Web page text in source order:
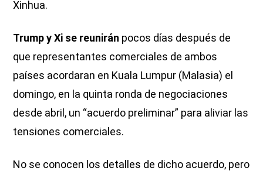
Xinhua.
Trump y Xi se reunirán pocos días después de
que representantes comerciales de ambos
países acordaran en Kuala Lumpur (Malasia) el
domingo, en la quinta ronda de negociaciones
desde abril, un “acuerdo preliminar” para aliviar las
tensiones comerciales.
No se conocen los detalles de dicho acuerdo, pero